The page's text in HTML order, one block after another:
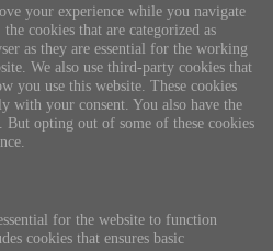
your experience while you navigate
cookies that are categorized as
as they are essential for the working
We also use third-party cookies that
you use this website. These cookies
with your consent. You also have the
opting out of some of these cookies
for the website to function
cookies that ensures basic